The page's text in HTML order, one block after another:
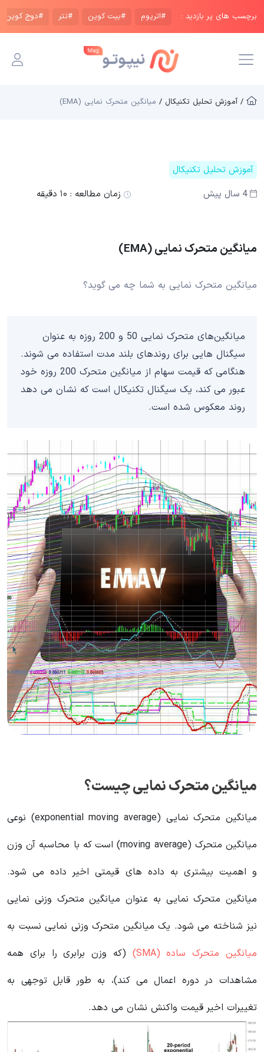
برچسب های پر بازدید : #اتریوم #بیت کوین #تتر #دوج کوین
/ آموزش تحلیل تکنیکال / میانگین متحرک نمایی (EMA)
آموزش تحلیل تکنیکال
4 سال پیش
زمان مطالعه : ۱۰ دقیقه
میانگین متحرک نمایی (EMA)
میانگین متحرک نمایی به شما چه می گوید؟
میانگین‌های متحرک نمایی 50 و 200 روزه به عنوان
سیگنال هایی برای روندهای بلند مدت استفاده می شوند.
هنگامی که قیمت سهام از میانگین متحرک 200 روزه خود
عبور می کند، یک سیگنال تکنیکال است که نشان می دهد
روند معکوس شده است.
میانگین متحرک نمایی چیست؟
میانگین متحرک نمایی (exponential moving average) نوعی
میانگین متحرک (moving average) است که با محاسبه آن وزن
و اهمیت بیشتری به داده های قیمتی اخیر داده می شود.
میانگین متحرک نمایی به عنوان میانگین متحرک وزنی نمایی
نیز شناخته می شود. یک میانگین متحرک وزنی نمایی نسبت به
میانگین متحرک ساده (SMA)
(که وزن برابری را برای همه
مشاهدات در دوره اعمال می کند)، به طور قابل توجهی به
تغییرات اخیر قیمت واکنش نشان می دهد.